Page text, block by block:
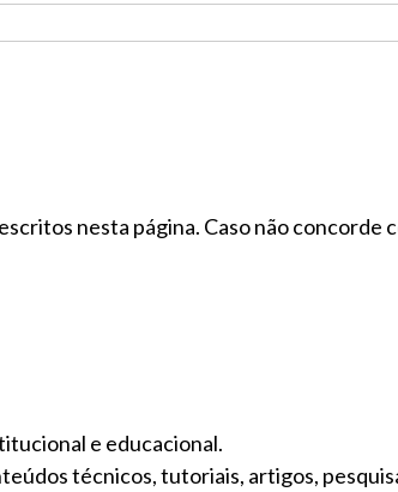
nesta página. Caso não concorde
e educacional.
técnicos, tutoriais, artigos,